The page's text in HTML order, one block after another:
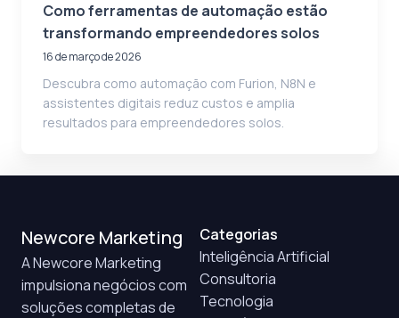
Como ferramentas de automação estão
transformando empreendedores solos
16 de março de 2026
Descubra como automação com Furion, N8N e
assistentes digitais reduz custos e amplia
resultados para empreendedores solos.
Newcore Marketing
A Newcore Marketing
impulsiona negócios com
soluções completas de
Categorias
Inteligência Artificial
Consultoria
Tecnologia